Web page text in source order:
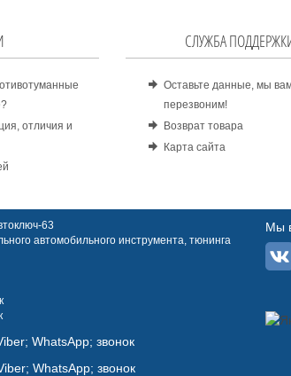
отличия и
СЛУЖБА
Оставьте данные, мы
перезвоним!
Возврат товара
Карта сайта
63
автомобильного инструмента, тюнинга
WhatsАpp; звонок
WhatsАpp; звонок
Мы